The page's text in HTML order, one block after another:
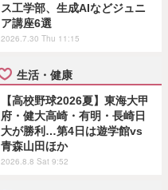
ス工学部、生成AIなどジュニ
ア講座6選
2026.7.30 Thu 11:15
生活・健康
【高校野球2026夏】東海大甲
府・健大高崎・有明・長崎日
大が勝利…第4日は遊学館vs
青森山田ほか
2026.8.8 Sat 9:52